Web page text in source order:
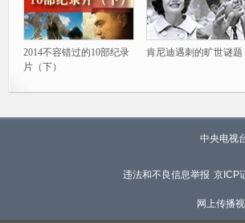
2014不容错过的10部纪录
片（下）
肯尼迪遇刺的旷世谜题
中央电视
违法和不良信息举报 京ICP
网上传播